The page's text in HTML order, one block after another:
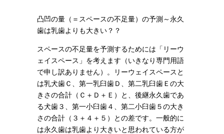
凸凹の量（＝スペースの不足量）の予測～永久
歯は乳歯よりも大きい？？
スペースの不足量を予測するためには「リーウ
ェイスペース」を考えます（いきなり専門用語
で申し訳ありません）。リーウェイスペースと
は乳犬歯Ｃ、第一乳臼歯Ｄ、第二乳臼歯Ｅの大
きさの合計（Ｃ＋Ｄ＋Ｅ）と、後継永久歯であ
る犬歯３、第一小臼歯４、第二小臼歯５の大き
さの合計（３＋４＋５）との差です。一般的に
は永久歯は乳歯より大きいと思われている方が